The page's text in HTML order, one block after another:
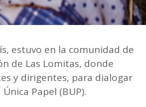
estuvo en la comunidad de
de Las Lomitas, donde
y dirigentes, para dialogar
Papel (BUP).